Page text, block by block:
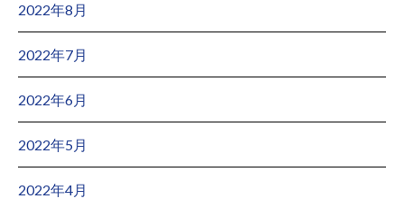
2022年8月
2022年7月
2022年6月
2022年5月
2022年4月